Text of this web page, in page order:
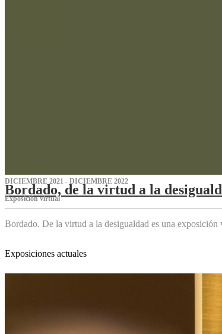
DICIEMBRE 2021 - DICIEMBRE 2022
Bordado, de la virtud a la
Exposición virtual‌
Bordado. De la virtud a la desigualdad es una
Exposiciones actuales